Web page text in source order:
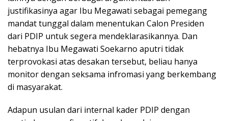
justifikasinya agar Ibu Megawati sebagai pemegang
mandat tunggal dalam menentukan Calon Presiden
dari PDIP untuk segera mendeklarasikannya. Dan
hebatnya Ibu Megawati Soekarno aputri tidak
terprovokasi atas desakan tersebut, beliau hanya
monitor dengan seksama infromasi yang berkembang
di masyarakat.
Adapun usulan dari internal kader PDIP dengan